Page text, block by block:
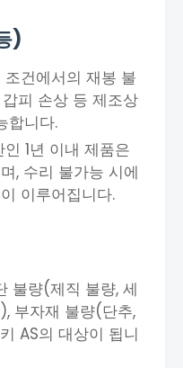
)
건에서의 재봉 불
피 손상 등 제조상
합니다.
1년 이내 제품은
, 수리 불가능 시에
이루어집니다.
불량(제직 불량, 세
부자재 불량(단추,
AS의 대상이 됩니